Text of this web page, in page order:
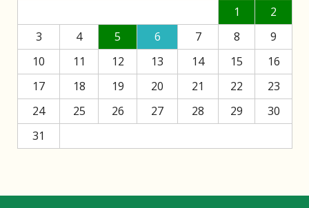
1
2
3
4 5 6 7 8
9
10
11 12 13 14 15
16
17
18 19 20 21 22
23
24
25 26 27 28 29
30
31